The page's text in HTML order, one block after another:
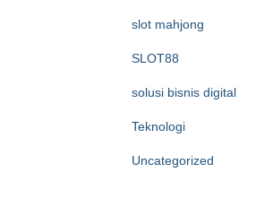
slot mahjong
SLOT88
solusi bisnis digital
Teknologi
Uncategorized